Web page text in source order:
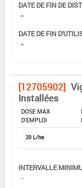
DATE DE FIN DE
-
DATE DE FIN
-
[12705902]
Installées
DOSE MAX
D'EMPLOI
20 L/ha
INTERVALLE
-